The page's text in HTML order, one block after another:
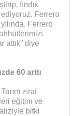
fındık
Ferrero
Ferrero
attık” diye
60 arttı
zirai
eğitim ve
bitki